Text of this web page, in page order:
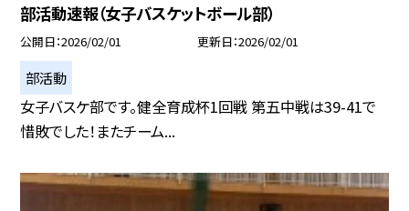
部活動速報（女子バスケットボール部）
公開日 2026/02/01 更新日 2026/02/01
部活動
女子バスケ部です。健全育成杯1回戦 第五中戦は39-41で
惜敗でした！またチーム...